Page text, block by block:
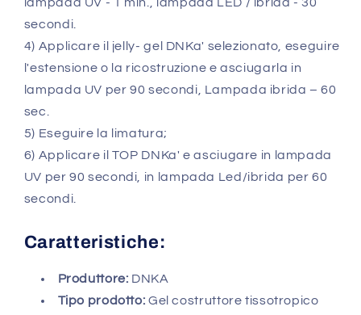
secondi.
4) Applicare il jelly- gel DNKa' selezionato, eseguire
l'estensione o la ricostruzione e asciugarla in
lampada UV per 90 secondi, Lampada ibrida – 60
sec.
5) Eseguire la limatura;
6) Applicare il TOP DNKa' e asciugare in lampada
UV per 90 secondi, in lampada Led/ibrida per 60
secondi.
Caratteristiche:
Produttore: DNKA
Tipo prodotto: Gel costruttore tissotropico